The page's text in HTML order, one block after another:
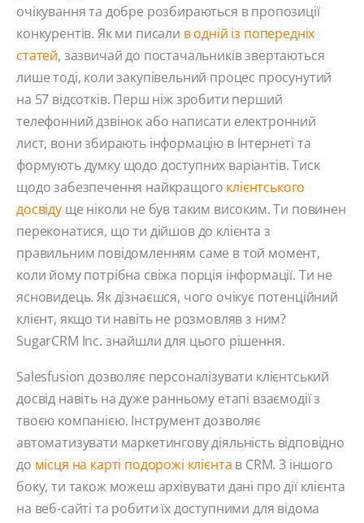
очікування та добре розбираються в пропозиції
конкурентів. Як ми писали в одній із попередніх
статей, зазвичай до постачальників звертаються
лише тоді, коли закупівельний процес просунутий
на 57 відсотків. Перш ніж зробити перший
телефонний дзвінок або написати електронний
лист, вони збирають інформацію в Інтернеті та
формують думку щодо доступних варіантів. Тиск
щодо забезпечення найкращого клієнтського
досвідуще ніколи не був таким високим. Ти повинен
переконатися, що ти дійшов до клієнта з
правильним повідомленням саме в той момент,
коли йому потрібна свіжа порція інформації. Ти не
ясновидець. Як дізнаєшся, чого очікує потенційний
клієнт, якщо ти навіть не розмовляв з ним?
SugarCRM Inc. знайшли для цього рішення.
Salesfusion дозволяє персоналізувати клієнтський
досвід навіть на дуже ранньому етапі взаємодії з
твоєю компанією. Інструмент дозволяє
автоматизувати маркетингову діяльність відповідно
до місця на карті подорожі клієнта в CRM. З іншого
боку, ти також можеш архівувати дані про дії клієнта
на веб-сайті та робити їх доступними для відома